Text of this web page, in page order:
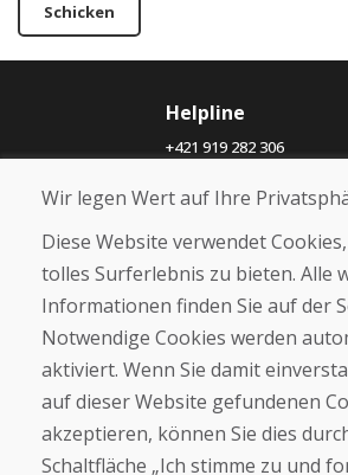
Schicken
Helpline
+421 919 282 306
Über uns
Blog
Geschäft
Kontakt
Kaufen
E-Shop
Geschäftsbedingungen
Wir legen Wert auf Ihre
Diese Website verwendet
tolles Surferlebnis zu bieten. Alle
Informationen finden Sie auf der
Notwendige Cookies werden
aktiviert. Wenn Sie damit
auf dieser Website gefundenen
akzeptieren, können Sie dies
Schaltfläche „Ich stimme zu und